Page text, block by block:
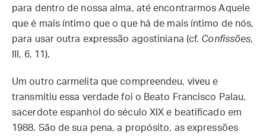
para dentro de nossa alma, até encontrarmos Aquele
que é mais íntimo que o que há de mais íntimo de nós,
para usar outra expressão agostiniana (cf. Confissões,
III, 6, 11).
Um outro carmelita que compreendeu, viveu e
transmitiu essa verdade foi o Beato Francisco Palau,
sacerdote espanhol do século XIX e beatificado em
1988. São de sua pena, a propósito, as expressões